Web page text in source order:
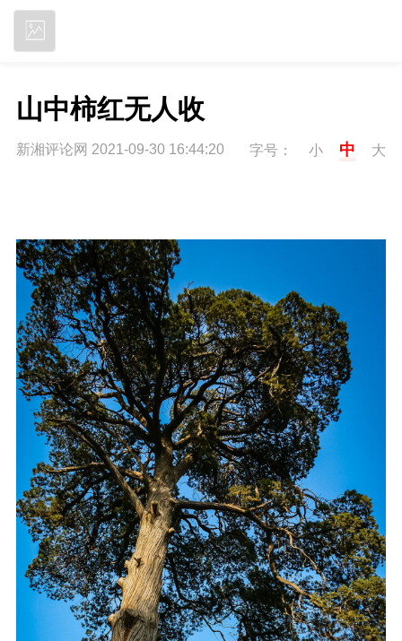
山中柿红无人收
新湘评论网 2021-09-30 16:44:20 字号： 小 中 大